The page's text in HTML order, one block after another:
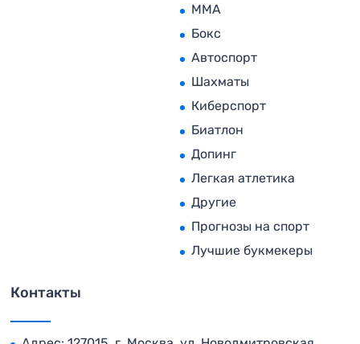
MMA
Бокс
Автоспорт
Шахматы
Киберспорт
Биатлон
Допинг
Легкая атлетика
Другие
Прогнозы на спорт
Лучшие букмекеры
Контакты